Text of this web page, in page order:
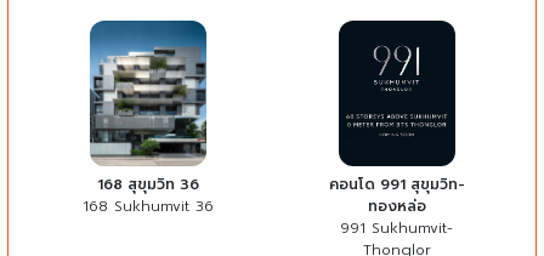
168 สุขุมวิท 36
168 Sukhumvit 36
คอนโด 991 สุขุมวิท-
ทองหล่อ
991 Sukhumvit-
Thonglor